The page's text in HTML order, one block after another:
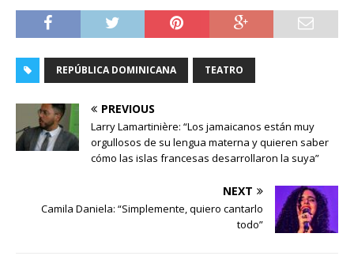
REPÚBLICA DOMINICANA TEATRO
PREVIOUS
Larry Lamartinière: “Los jamaicanos están muy
orgullosos de su lengua materna y quieren saber
cómo las islas francesas desarrollaron la suya”
NEXT
Camila Daniela: “Simplemente, quiero cantarlo
todo”